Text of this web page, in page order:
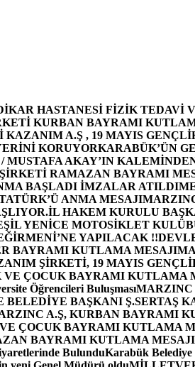
HASTANESİ FİZİK TEDAVİ
KURBAN BAYRAMI
A.Ş , 19 MAYIS
KORUYORKARABÜK’ÜN
MUSTAFA AKAY’IN
RAMAZAN BAYRAMI
BAŞLADI İMZALAR ATILDI
ANMA MESAJI
İL HAKEM KURULU
YENİCE MOTOSİKLET
YAPILACAK !!
BAYRAMI KUTLAMA MESAJI
ŞİRKETİ, 19 MAYIS
ÇOCUK BAYRAMI KUTLAMA
Öğrencileri BuluşmasıMARZINC
BELEDİYE BAŞKANI Ş.SERTAŞ
A.Ş, KURBAN BAYRAMI
ÇOCUK BAYRAMI KUTLAMA
BAYRAMI KUTLAMA MESAJI
BulunduKarabük Belediye